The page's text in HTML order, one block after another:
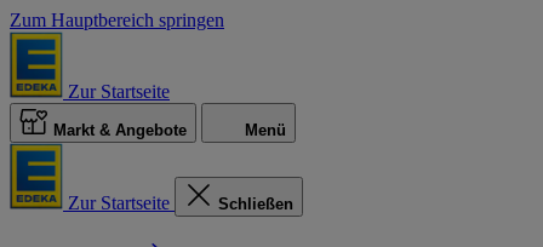
Zum Hauptbereich springen
Zur Startseite
Markt & Angebote Menü
Zur Startseite Schließen